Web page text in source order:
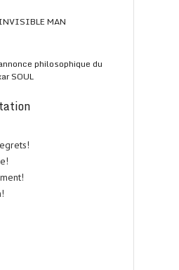
MAN
philosophique du
SOUL